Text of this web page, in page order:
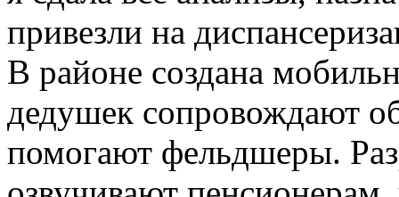
привезли на
В районе создана
дедушек сопровождают
помогают фельдшеры.